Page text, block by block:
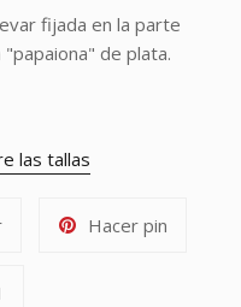
fijada en la parte
de plata.
las tallas
Tuitear
Hacer pin